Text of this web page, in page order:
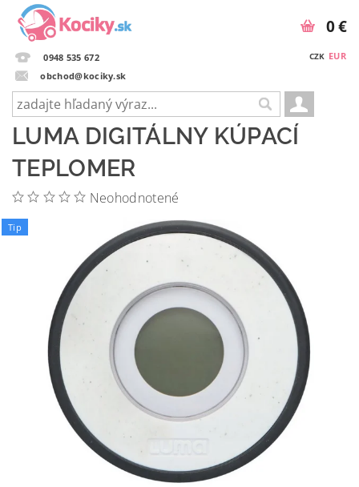
0948 535 672
obchod@kociky.sk
CZK EUR
0 €
LUMA DIGITÁLNY KÚPACÍ
TEPLOMER
Neohodnotené
Tip